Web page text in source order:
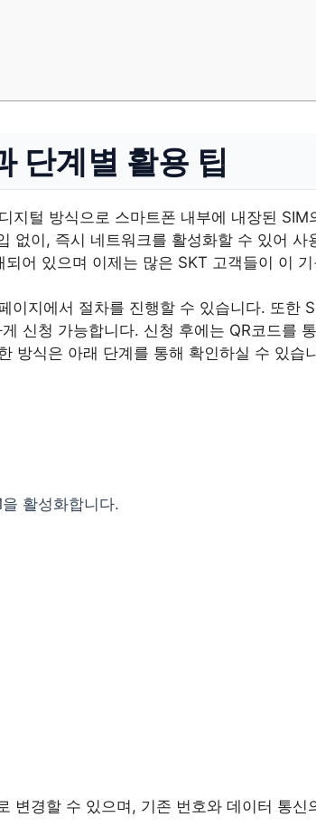
단계별 활용 팁
털 방식으로 스마트폰 내부에 내장된 SIM
없이, 즉시 네트워크를 활성화할 수 있어 사
어 있으며 이제는 많은 SKT 고객들이 이
이지에서 절차를 진행할 수 있습니다. 또한
신청 가능합니다. 신청 후에는 QR코드를
방식은 아래 단계를 통해 확인하실 수 있습
활성화합니다.
변경할 수 있으며, 기존 번호와 데이터 통신